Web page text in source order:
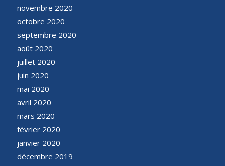
novembre 2020
octobre 2020
septembre 2020
août 2020
juillet 2020
juin 2020
mai 2020
avril 2020
mars 2020
février 2020
janvier 2020
décembre 2019